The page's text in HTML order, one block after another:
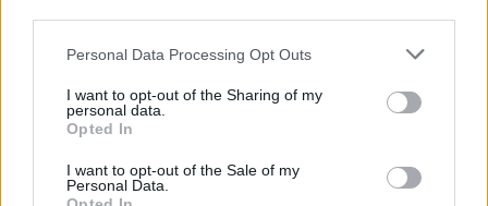
Please note that this website/app uses one or more Google
not limited to your visit or usage behaviour. You may click to
grant or deny consent to Google and its third-party tags to
use your data for below specified purposes in below Google
consent section.
Personal Data Processing Opt Outs
I want to opt-out of the Sharing of my
personal data.
Opted In
I want to opt-out of the Sale of my
Personal Data.
Az Epic Games Store jövő heti
ingyenes játékában magyarként